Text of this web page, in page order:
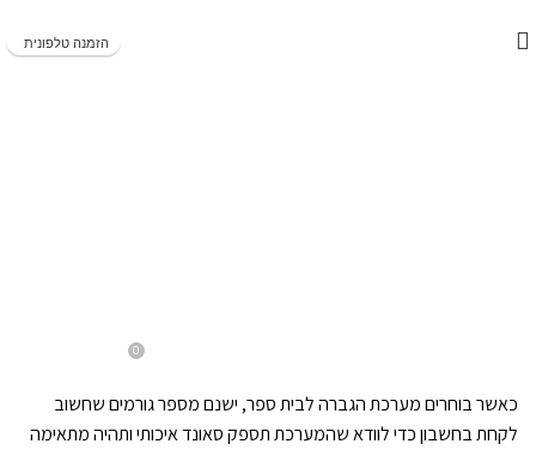
הזמנה טלפונית
0
כאשר בוחרים מערכת הגברה לבית ספר, ישנם מספר גורמים שחשוב
לקחת בחשבון כדי לוודא שהמערכת תספק סאונד איכותי ותהיה מתאימה